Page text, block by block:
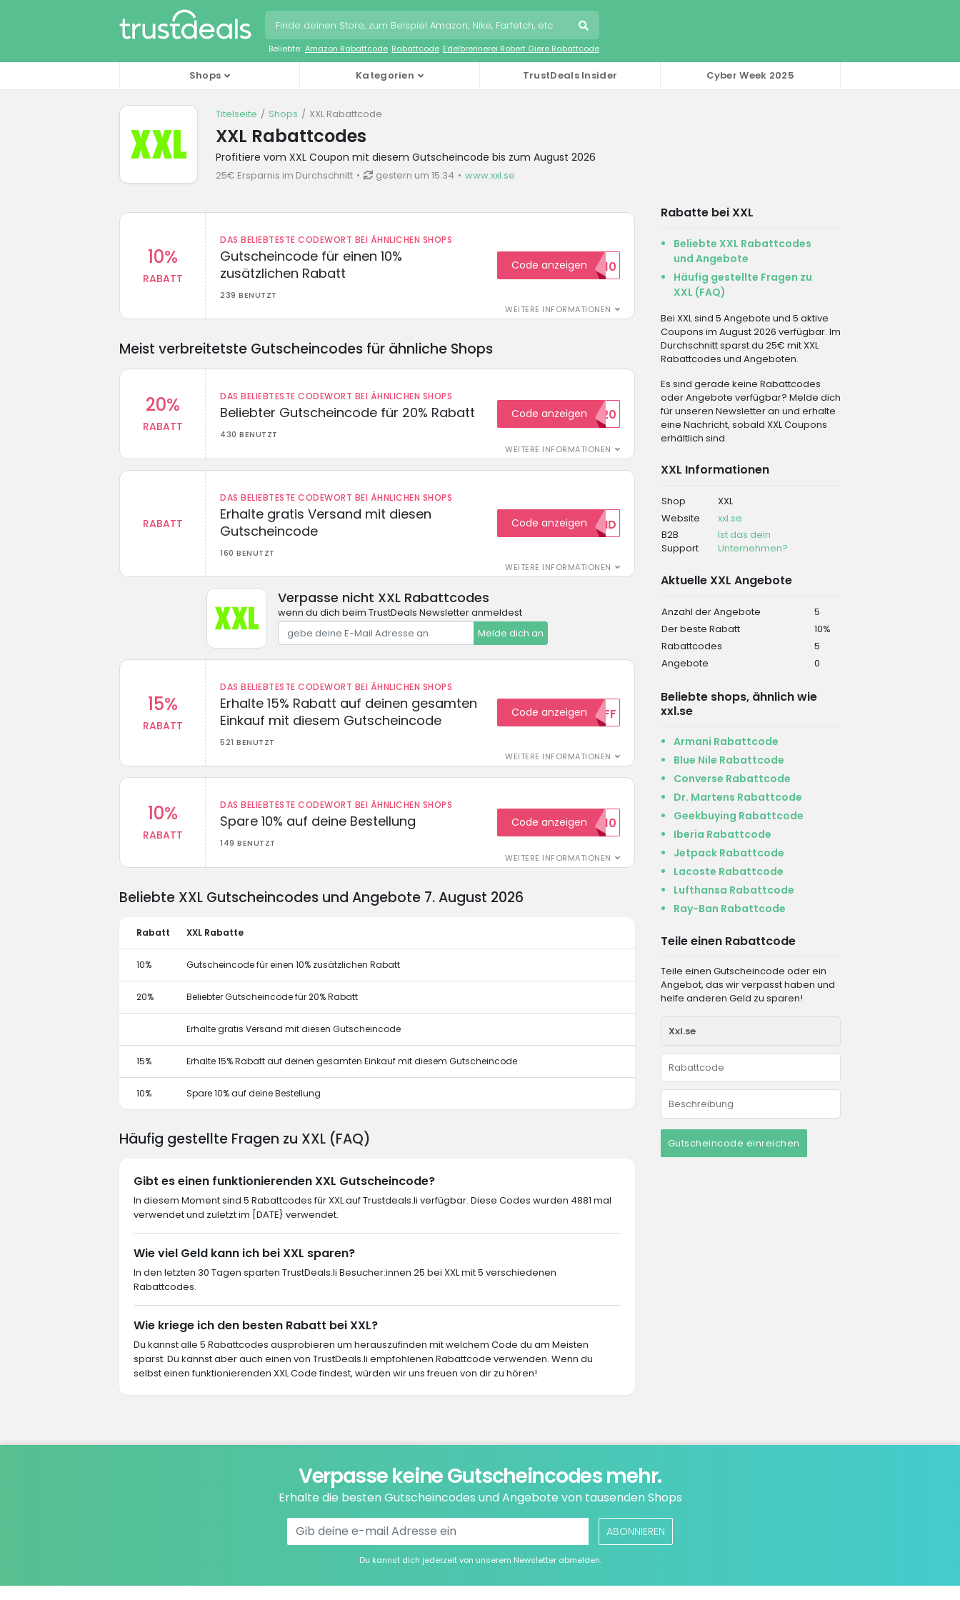
Beliebte: Amazon Rabattcode Rabattcode Edelbrennerei Robert Giere Rabattcode
Shops Kategorien TrustDeals Insider Cyber Week 2025
Titelseite Shops XXL Rabattcode
XXL Rabattcodes
Profitiere vom XXL Coupon mit diesem Gutscheincode bis zum August 2026
25€ Ersparnis im Durchschnitt gestern um 15:34 www.xxl.se
10%
RABATT
DAS BELIEBTESTE CODEWORT BEI ÄHNLICHEN SHOPS
Gutscheincode für einen 10%
zusätzlichen Rabatt
239 BENUTZT
WEITERE INFORMATIONEN
Code anzeigenHELLO10
Meist verbreitetste Gutscheincodes für ähnliche Shops
20%
RABATT
DAS BELIEBTESTE CODEWORT BEI ÄHNLICHEN SHOPS
Beliebter Gutscheincode für 20% Rabatt
430 BENUTZT
WEITERE INFORMATIONEN
Code anzeigen
WELCOME20
RABATT
DAS BELIEBTESTE CODEWORT BEI ÄHNLICHEN SHOPS
Erhalte gratis Versand mit diesen
Gutscheincode
160 BENUTZT
WEITERE INFORMATIONEN
Code anzeigen
GRATISVERSAND
Verpasse nicht XXL Rabattcodes
wenn du dich beim TrustDeals Newsletter anmeldest
Melde dich an
15%
RABATT
DAS BELIEBTESTE CODEWORT BEI ÄHNLICHEN SHOPS
Erhalte 15% Rabatt auf deinen gesamten
Einkauf mit diesem Gutscheincode
521 BENUTZT
WEITERE INFORMATIONEN
Code anzeigen15OFF
10%
RABATT
DAS BELIEBTESTE CODEWORT BEI ÄHNLICHEN SHOPS
Spare 10% auf deine Bestellung
149 BENUTZT
WEITERE INFORMATIONEN
Code anzeigen
WILKOMMEN10
Rabatte bei XXL
Beliebte XXL Rabattcodes
und Angebote
Häufig gestellte Fragen zu
XXL (FAQ)
Bei XXL sind 5 Angebote und 5 aktive
Coupons im August 2026 verfügbar. Im
Durchschnitt sparst du 25€ mit XXL
Rabattcodes und Angeboten.
Es sind gerade keine Rabattcodes
oder Angebote verfügbar? Melde dich
für unseren Newsletter an und erhalte
eine Nachricht, sobald XXL Coupons
erhältlich sind.
XXL Informationen
Shop
XXL
Website
xxl.se
B2B
Support
Ist das dein
Unternehmen?
Aktuelle XXL Angebote
Anzahl der Angebote
5
Der beste Rabatt
10%
Rabattcodes
5
Angebote
0
Beliebte shops, ähnlich wie
xxl.se
Armani Rabattcode
Blue Nile Rabattcode
Converse Rabattcode
Dr. Martens Rabattcode
Geekbuying Rabattcode
Iberia Rabattcode
Jetpack Rabattcode
Lacoste Rabattcode
Lufthansa Rabattcode
Ray-Ban Rabattcode
Teile einen Rabattcode
Teile einen Gutscheincode oder ein
Angebot, das wir verpasst haben und
helfe anderen Geld zu sparen!
Gutscheincode einreichen
Beliebte XXL Gutscheincodes und Angebote 7. August 2026
Rabatt XXL Rabatte
10% Gutscheincode für einen 10% zusätzlichen Rabatt
20% Beliebter Gutscheincode für 20% Rabatt
Erhalte gratis Versand mit diesen Gutscheincode
15% Erhalte 15% Rabatt auf deinen gesamten Einkauf mit diesem Gutscheincode
10% Spare 10% auf deine Bestellung
Häufig gestellte Fragen zu XXL (FAQ)
Gibt es einen funktionierenden XXL Gutscheincode?
In diesem Moment sind 5 Rabattcodes für XXL auf Trustdeals.li verfügbar. Diese Codes wurden 4881 mal
verwendet und zuletzt im [DATE} verwendet.
Wie viel Geld kann ich bei XXL sparen?
In den letzten 30 Tagen sparten TrustDeals.li Besucher:innen 25 bei XXL mit 5 verschiedenen
Rabattcodes.
Wie kriege ich den besten Rabatt bei XXL?
Du kannst alle 5 Rabattcodes ausprobieren um herauszufinden mit welchem Code du am Meisten
sparst. Du kannst aber auch einen von TrustDeals.li empfohlenen Rabattcode verwenden. Wenn du
selbst einen funktionierenden XXL Code findest, würden wir uns freuen von dir zu hören!
Verpasse keine Gutscheincodes mehr.
Erhalte die besten Gutscheincodes und Angebote von tausenden Shops
ABONNIEREN
Du kannst dich jederzeit von unserem Newsletter abmelden.